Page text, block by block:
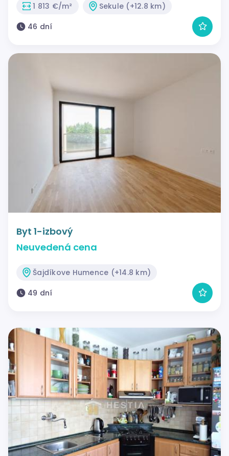
1 813 €/m²
Sekule (+12.8 km)
46 dní
Byt 1-izbový
Neuvedená cena
Šajdíkove Humence (+14.8 km)
49 dní